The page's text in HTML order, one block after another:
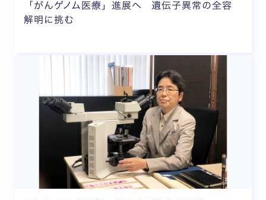
「がんゲノム医療」進展へ 遺伝子異常の全容
解明に挑む